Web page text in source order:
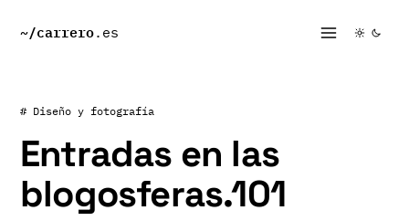
~/carrero.es
# Diseño y fotografía
Entradas en las
blogosferas.101